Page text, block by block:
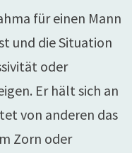
für einen Mann
und die Situation
oder
Er hält sich an
von anderen das
Zorn oder